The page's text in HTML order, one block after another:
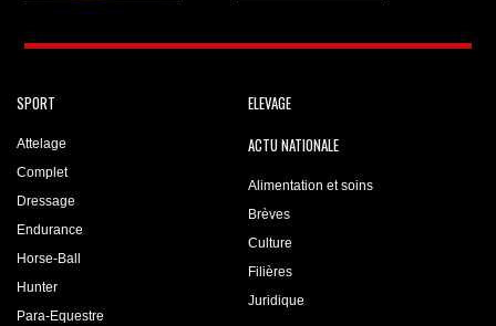
SPORT
Attelage
Complet
Dressage
Endurance
Horse-Ball
Hunter
Para-Equestre
ELEVAGE
ACTU NATIONALE
Alimentation et soins
Brèves
Culture
Filières
Juridique